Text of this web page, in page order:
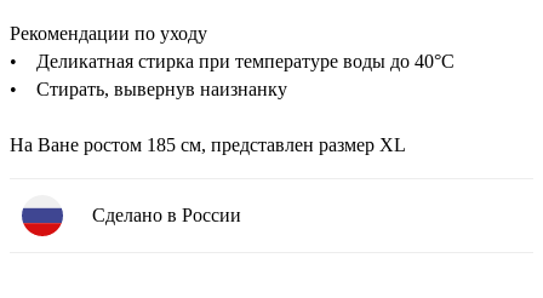
Рекомендации по уходу
• Деликатная стирка при температуре воды до 40°C
• Стирать, вывернув наизнанку
На Ване ростом 185 см, представлен размер XL
Сделано в России